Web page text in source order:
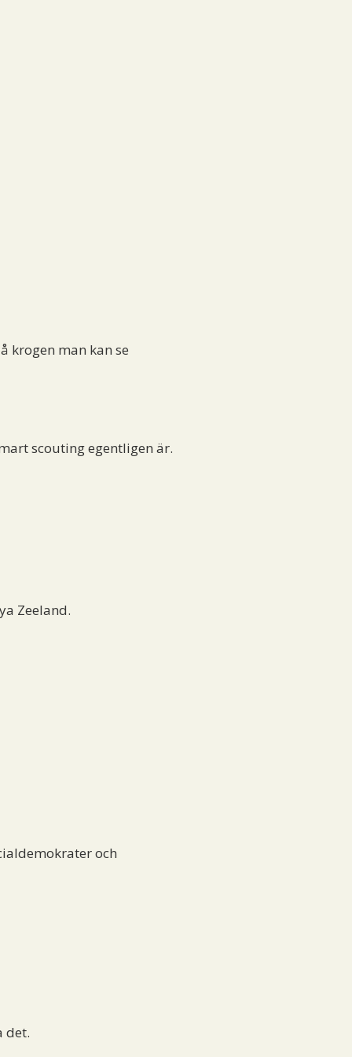
krogen man kan se
scouting egentligen är.
Zeeland.
och
det.